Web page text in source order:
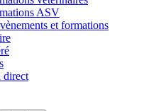
ASV
et formations
direct